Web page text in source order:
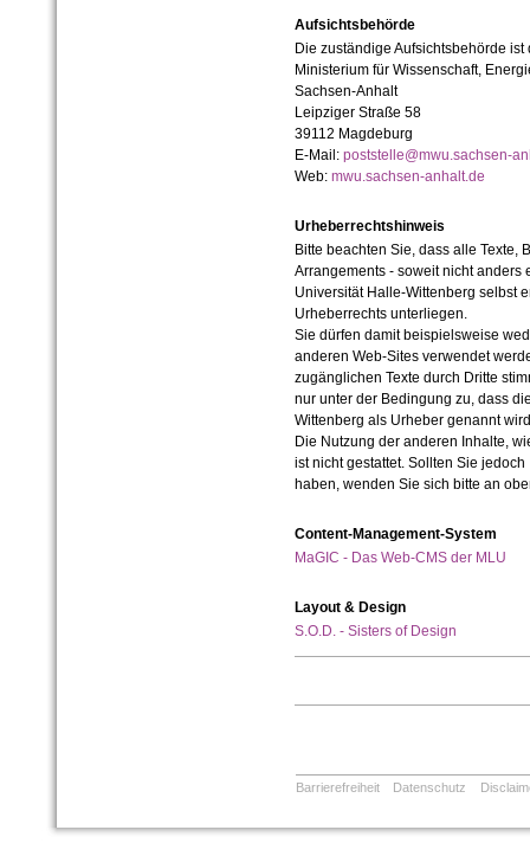
Aufsichtsbehörde
Die zuständige Aufsichtsbehörde ist
Ministerium für Wissenschaft,
Sachsen-Anhalt
Leipziger Straße 58
39112 Magdeburg
E-Mail: poststelle@mwu.sachsen-
Web: mwu.sachsen-anhalt.de
Urheberrechtshinweis
Bitte beachten Sie, dass alle Texte,
Arrangements - soweit nicht anders
Universität Halle-Wittenberg selbst
Urheberrechts unterliegen.
Sie dürfen damit beispielsweise
anderen Web-Sites verwendet
zugänglichen Texte durch Dritte
nur unter der Bedingung zu, dass
Wittenberg als Urheber genannt
Die Nutzung der anderen Inhalte,
ist nicht gestattet. Sollten Sie
haben, wenden Sie sich bitte an
Content-Management-System
MaGIC - Das Web-CMS der MLU
Layout & Design
S.O.D. - Sisters of Design
Barrierefreiheit Datenschutz